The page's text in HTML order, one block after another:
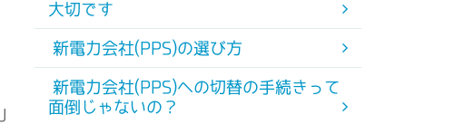
大切です
新電力会社(PPS)の選び方
新電力会社(PPS)への切替の手続きって
面倒じゃないの？